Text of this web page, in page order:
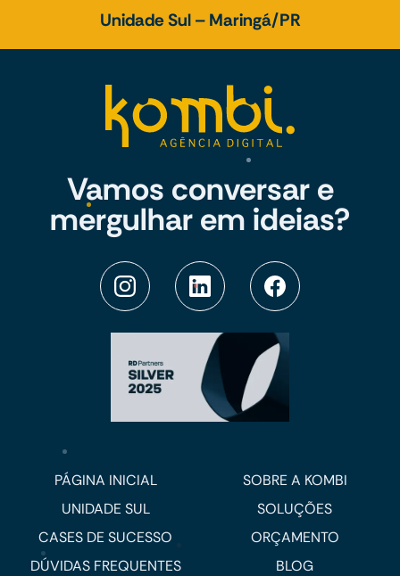
Unidade Sul – Maringá/PR
Vamos conversar e
mergulhar em ideias?
PÁGINA INICIAL
SOBRE A KOMBI
UNIDADE SUL
SOLUÇÕES
CASES DE SUCESSO
ORÇAMENTO
DÚVIDAS FREQUENTES
BLOG